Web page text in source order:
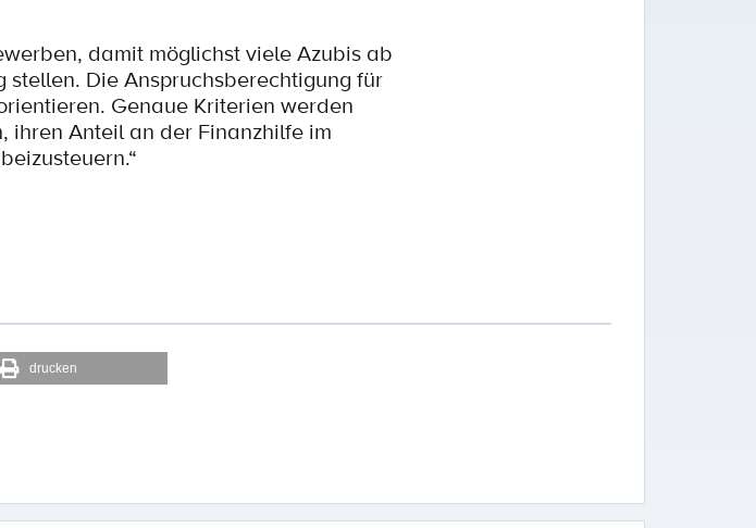
damit möglichst viele Azubis ab
Die Anspruchsberechtigung für
Genaue Kriterien werden
ihren Anteil an der Finanzhilfe im
drucken